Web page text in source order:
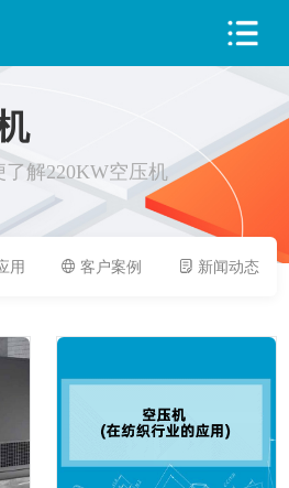
解220KW空压机
用 客户案例 新闻动态